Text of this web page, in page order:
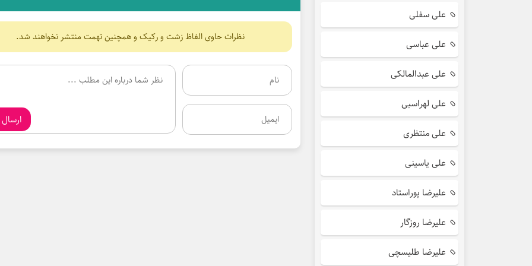
نظرات حاوی الفاظ زشت و رکیک و همچنین تهمت منتشر نخواهند شد.
علی سفلی
علی عباسی
علی عبدالمالکی
علی لهراسبی
علی منتظری
علی یاسینی
علیرضا پوراستاد
علیرضا روزگار
علیرضا طلیسچی